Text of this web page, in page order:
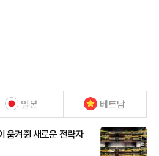
일본 베트남
움켜쥔 새로운 전략자